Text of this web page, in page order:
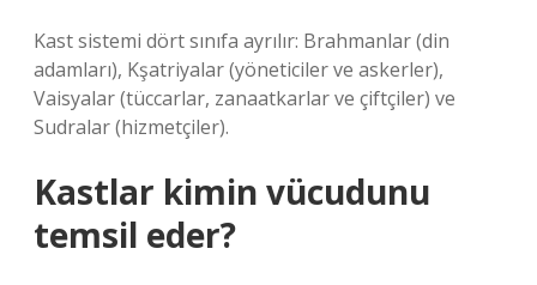
Kast sistemi dört sınıfa ayrılır: Brahmanlar (din
adamları), Kşatriyalar (yöneticiler ve askerler),
Vaisyalar (tüccarlar, zanaatkarlar ve çiftçiler) ve
Sudralar (hizmetçiler).
Kastlar kimin vücudunu
temsil eder?